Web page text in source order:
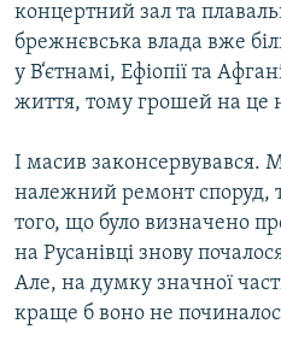
концертний зал та
брежнєвська влада вже
у В‘єтнамі, Ефіопії та
життя, тому грошей на це
І масив законсервувався.
належний ремонт споруд,
того, що було визначено
на Русанівці знову
Але, на думку значної
краще б воно не